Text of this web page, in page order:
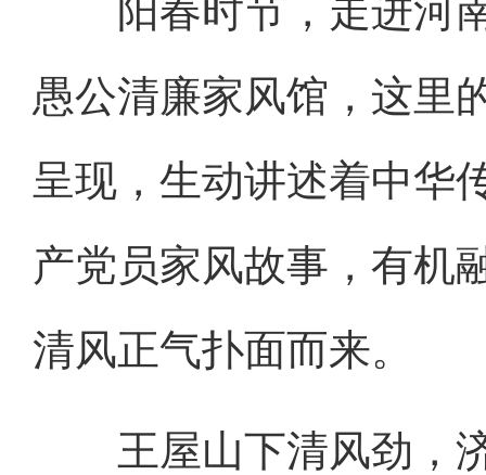
阳春时节，走进河南
愚公清廉家风馆，这里
呈现，生动讲述着中华
产党员家风故事，有机
清风正气扑面而来。
王屋山下清风劲，济